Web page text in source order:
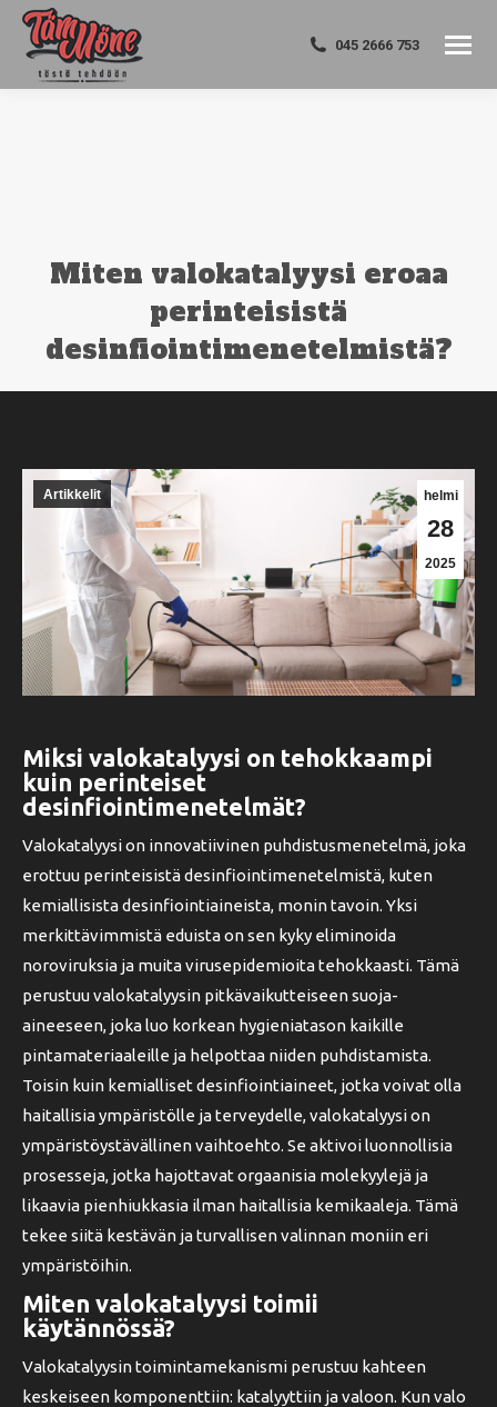
045 2666 753
Miten valokatalyysi eroaa
perinteisistä
desinfiointimenetelmistä?
helmi
28
2025
Artikkelit
Miksi valokatalyysi on tehokkaampi
kuin perinteiset
desinfiointimenetelmät?
Valokatalyysi on innovatiivinen puhdistusmenetelmä, joka
erottuu perinteisistä desinfiointimenetelmistä, kuten
kemiallisista desinfiointiaineista, monin tavoin. Yksi
merkittävimmistä eduista on sen kyky eliminoida
noroviruksia ja muita virusepidemioita tehokkaasti. Tämä
perustuu valokatalyysin pitkävaikutteiseen suoja-
aineeseen, joka luo korkean hygieniatason kaikille
pintamateriaaleille ja helpottaa niiden puhdistamista.
Toisin kuin kemialliset desinfiointiaineet, jotka voivat olla
haitallisia ympäristölle ja terveydelle, valokatalyysi on
ympäristöystävällinen vaihtoehto. Se aktivoi luonnollisia
prosesseja, jotka hajottavat orgaanisia molekyylejä ja
likaavia pienhiukkasia ilman haitallisia kemikaaleja. Tämä
tekee siitä kestävän ja turvallisen valinnan moniin eri
ympäristöihin.
Miten valokatalyysi toimii
käytännössä?
Valokatalyysin toimintamekanismi perustuu kahteen
keskeiseen komponenttiin: katalyyttiin ja valoon. Kun valo